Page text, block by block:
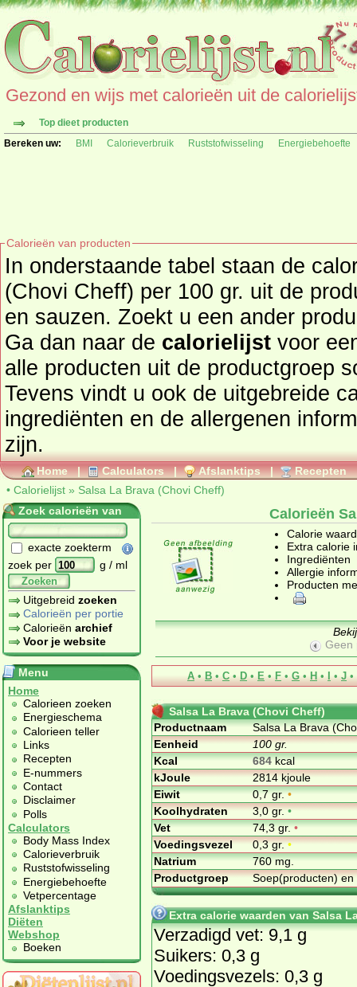
Gezond en wijs met calorieën uit de
Top dieet producten
Bereken uw:
BMI Calorieverbruik Ruststofwisseling Energiebehoefte
Calorieën van producten
In onderstaande tabel staan de
(Chovi Cheff) per 100 gr. uit de
en sauzen. Zoekt u een ander product en de calorieën daarvan?
Ga dan naar de calorielijst voor een
alle producten uit de productgroep
Tevens vindt u ook de uitgebreide
ingrediënten en de allergenen
zijn.
Home | Calculators | Afslanktips | Recepten
• Calorielijst » Salsa La Brava (Chovi Cheff)
Zoek calorieën van
exacte zoekterm
zoek per
g / ml
Zoeken
Uitgebreid zoeken
Calorieën per portie
Calorieën archief
Voor je website
Menu
Home
Calorieen zoeken
Energieschema
Calorieen teller
Links
Recepten
E-nummers
Contact
Disclaimer
Polls
Calculators
Body Mass Index
Calorieverbruik
Ruststofwisseling
Energiebehoefte
Vetpercentage
Afslanktips
Diëten
Webshop
Boeken
Calorieën
Calorie
Extra calorie
Ingrediënten
Allergie
Producten
Geen
A • B • C • D • E • F • G • H • I • J •
Salsa La Brava (Chovi Cheff)
Productnaam
Salsa La Brava
Eenheid
100 gr.
Kcal
684kcal
kJoule
2814 kjoule
Eiwit
0,7 gr.•
Koolhydraten
3,0 gr.•
Vet
74,3 gr.•
Voedingsvezel
0,3 gr.•
Natrium
760 mg.
Productgroep
Soep(producten)
Extra calorie waarden van Salsa
Verzadigd vet: 9,1 g
Suikers: 0,3 g
Voedingsvezels: 0,3 g